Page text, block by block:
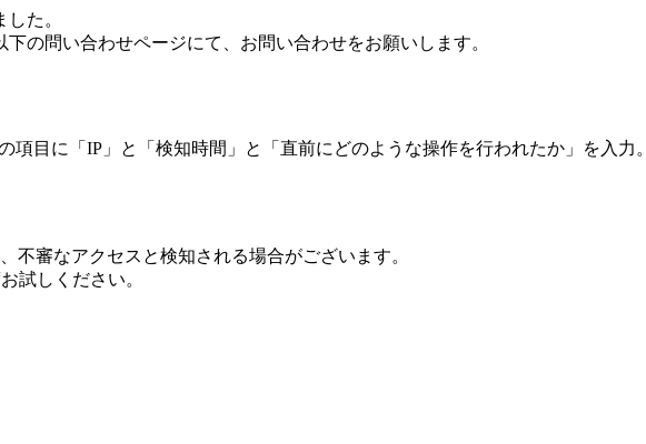
た。
の問い合わせページにて、お問い合わせをお願いします。
目に「IP」と「検知時間」と「直前にどのような操作を行われたか」を入力。
審なアクセスと検知される場合がございます。
試しください。